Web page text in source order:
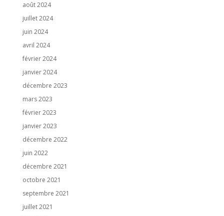
août 2024
juillet 2024
juin 2024
avril 2024
février 2024
janvier 2024
décembre 2023
mars 2023
février 2023
janvier 2023
décembre 2022
juin 2022
décembre 2021
octobre 2021
septembre 2021
juillet 2021